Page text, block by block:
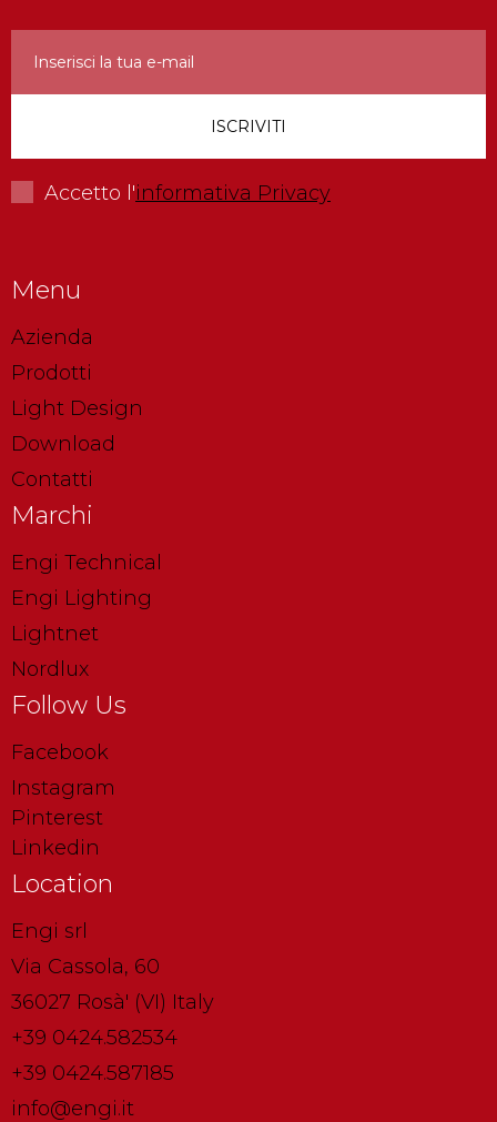
Accetto l'informativa Privacy
Menu
Azienda
Prodotti
Light Design
Download
Contatti
Marchi
Engi Technical
Engi Lighting
Lightnet
Nordlux
Follow Us
Facebook
Instagram
Pinterest
Linkedin
Location
Engi srl
Via Cassola, 60
36027 Rosà' (VI) Italy
+39 0424.582534
+39 0424.587185
info@engi.it